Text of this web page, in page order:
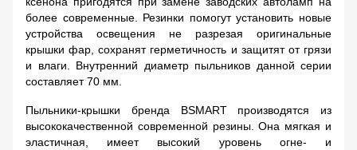
более современные. Резинки помогут установить новые
устройства освещения не разрезая оригинальные
крышки фар, сохранят герметичность и защитят от грязи
и влаги. Внутренний диаметр пыльников данной серии
составляет 70 мм.
Пыльники-крышки бренда BSMART производятся из
высококачественной современной резины. Она мягкая и
эластичная, имеет высокий уровень огне- и